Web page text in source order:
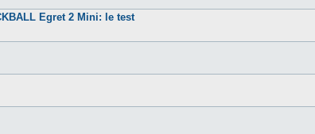
Egret 2 Mini: le test